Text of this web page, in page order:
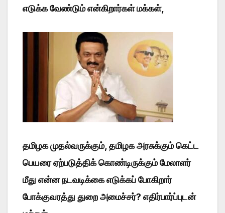
எடுக்க வேண்டும் என்கிறார்கள் மக்கள்,
தமிழக முதல்வருக்கும், தமிழக அரசுக்கும் கெட்ட
பெயரை ஏற்படுத்திக் கொண்டிருக்கும் மேலாளர்
மீது என்ன நடவடிக்கை எடுக்கப் போகிறார்
போக்குவரத்து துறை அமைச்சர்? எதிர்பார்ப்புடன்